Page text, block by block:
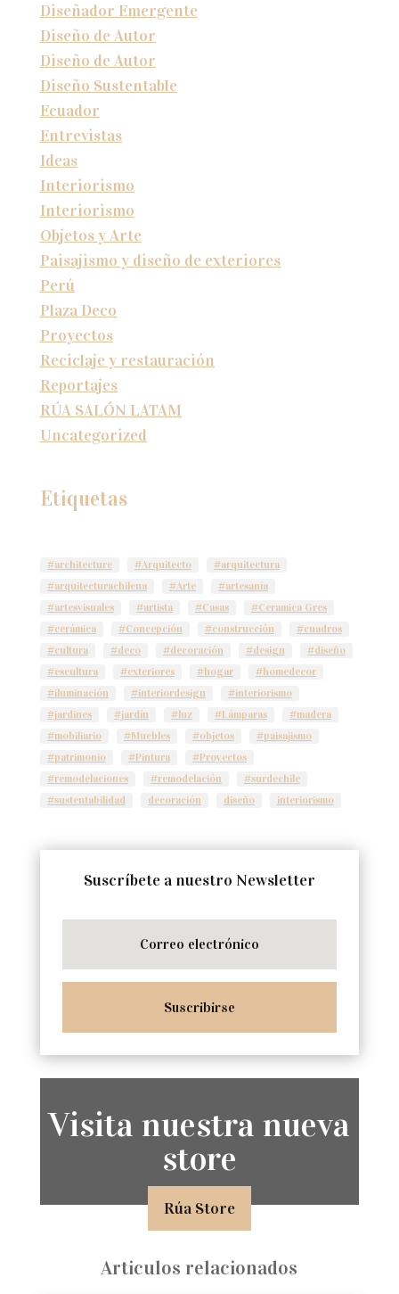
Diseñador Emergente
Diseño de Autor
Diseño de Autor
Diseño Sustentable
Ecuador
Entrevistas
Ideas
Interiorismo
Interiorismo
Objetos y Arte
Paisajismo y diseño de exteriores
Perú
Plaza Deco
Proyectos
Reciclaje y restauración
Reportajes
RÚA SALÓN LATAM
Uncategorized
Etiquetas
#architecture #Arquitecto
#arquitectura
#arquitecturachilena
#Arte
#artesanía
#artesvisuales
#artista #Casas
#Ceramica Gres
#cerámica
#Concepción #construcción
#cuadros
#cultura
#deco #decoración #design
#diseño
#escultura
#exteriores #hogar
#homedecor
#iluminación
#interiordesign
#interiorismo
#jardines
#jardín #luz #Lámparas
#madera
#mobiliario
#Muebles #objetos
#paisajismo
#patrimonio
#Pintura
#Proyectos
#remodelaciones
#remodelación
#surdechile
#sustentabilidad
decoración diseño interiorismo
Suscríbete a nuestro Newsletter
Suscribirse
Visita nuestra nueva
store
Rúa Store
Articulos relacionados